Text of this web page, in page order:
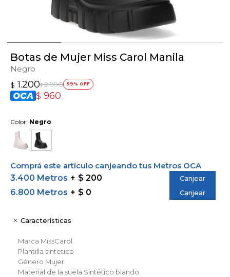
Botas de Mujer Miss Carol Manila
Negro
$ 1.200$ 2.990 59
$ 960
Color: Negro
Comprá este artículo canjeando tus Metros OCA
3.400 Metros
$ 200 Canjear
6.800 Metros $ 0 Canjear
Características
Marca MissCarol
Plantilla sintetico
Género Mujer
Material de la suela Sintético blando